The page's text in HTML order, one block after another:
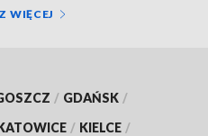
WIĘCEJ
/ GDAŃSK /
/ KIELCE /